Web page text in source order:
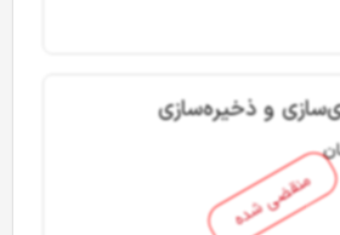
منقضی شده
و ذخیره‌سازی